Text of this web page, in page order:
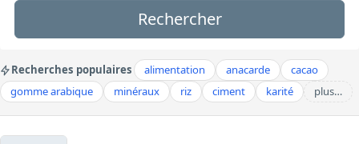
Rechercher
Recherches populaires alimentation anacarde
cacao
gomme arabique
minéraux riz ciment karité plus…